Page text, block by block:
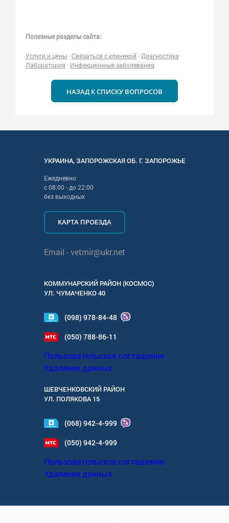
Полезные разделы сайта:
Услуги и цены · Связаться с клиникой · Диагностика ·
Лаборатория · Инфекционные заболевания
НАЗАД К СПИСКУ ВОПРОСОВ
УКРАИНА,ЗАПОРОЖСКАЯОБ. Г. ЗАПОРОЖЬЕ
Ежедневно
с08:00 - до22:00
без выходных
КАРТА ПРОЕЗДА
Email -vetmir@ukr.net
КОММУНАРСКИЙ РАЙОН (КОСМОС)
УЛ. ЧУМАЧЕНКО 40
(098) 978-84-48
(050) 788-86-11
Пользовательское соглашение
Удаление данных
ШЕВЧЕНКОВСКИЙ РАЙОН
УЛ. ПОЛЯКОВА 15
(068) 942-4-999
(050) 942-4-999
Пользовательское соглашение
Удаление данных